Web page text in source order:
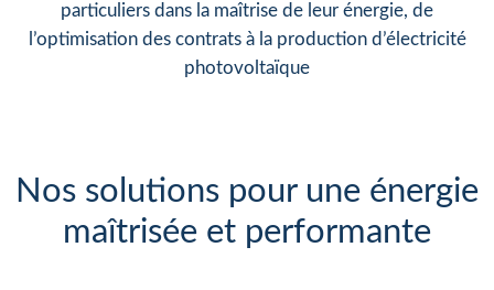
particuliers dans la maîtrise de leur énergie, de
l’optimisation des contrats à la production d’électricité
photovoltaïque
Nos solutions pour une énergie
maîtrisée et performante